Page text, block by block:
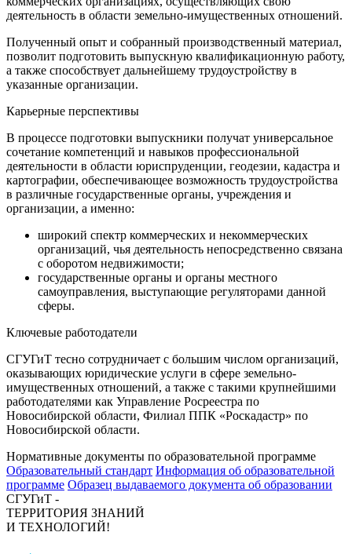
деятельность в области земельно-имущественных отношений.
Полученный опыт и собранный производственный материал,
позволит подготовить выпускную квалификационную работу,
а также способствует дальнейшему трудоустройству в
указанные организации.
Карьерные перспективы
В процессе подготовки выпускники получат универсальное
сочетание компетенций и навыков профессиональной
деятельности в области юриспруденции, геодезии, кадастра и
картографии, обеспечивающее возможность трудоустройства
в различные государственные органы, учреждения и
организации, а именно:
широкий спектр коммерческих и некоммерческих
организаций, чья деятельность непосредственно связана
с оборотом недвижимости;
государственные органы и органы местного
самоуправления, выступающие регуляторами данной
сферы.
Ключевые работодатели
СГУГиТ тесно сотрудничает с большим числом организаций,
оказывающих юридические услуги в сфере земельно-
имущественных отношений, а также с такими крупнейшими
работодателями как Управление Росреестра по
Новосибирской области, Филиал ППК «Роскадастр» по
Новосибирской области.
Нормативные документы по образовательной программе
Образовательный стандарт Информация об образовательной
программе Образец выдаваемого документа об образовании
СГУГиТ -
ТЕРРИТОРИЯ ЗНАНИЙ
И ТЕХНОЛОГИЙ!